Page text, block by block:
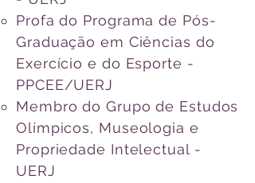
Profa do Programa de Pós-
Graduação em Ciências do
Exercício e do Esporte -
PPCEE/UERJ
Membro do Grupo de Estudos
Olímpicos, Museologia e
Propriedade Intelectual -
UERJ